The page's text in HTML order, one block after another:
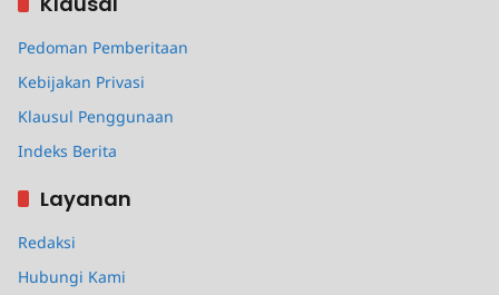
Pedoman Pemberitaan
Kebijakan Privasi
Klausul Penggunaan
Indeks Berita
Layanan
Redaksi
Hubungi Kami